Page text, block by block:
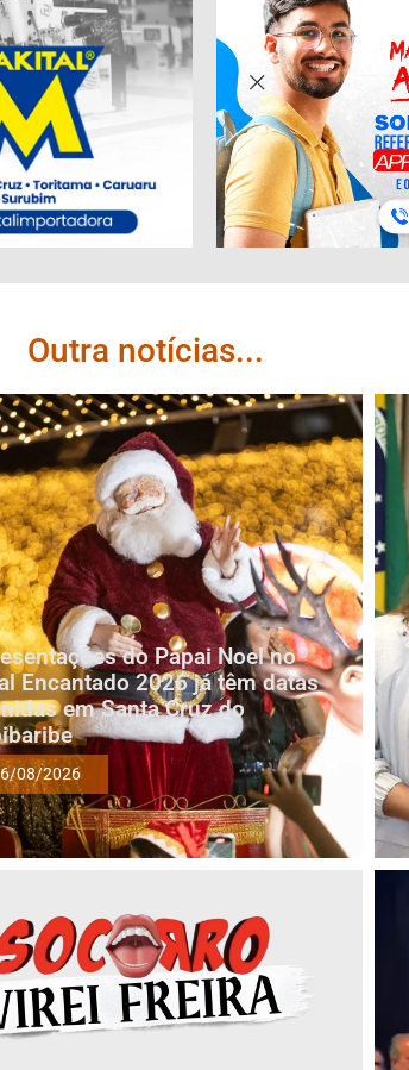
Outra notícias...
do Papai Noel no
Encantado 2026 já têm datas
em Santa Cruz do
08/2026